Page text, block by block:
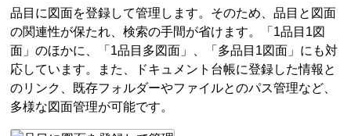
品目に図面を登録して管理します。そのため、品目と図面
の関連性が保たれ、検索の手間が省けます。「1品目1図
面」のほかに、「1品目多図面」、「多品目1図面」にも対
応しています。また、ドキュメント台帳に登録した情報と
のリンク、既存フォルダーやファイルとのパス管理など、
多様な図面管理が可能です。